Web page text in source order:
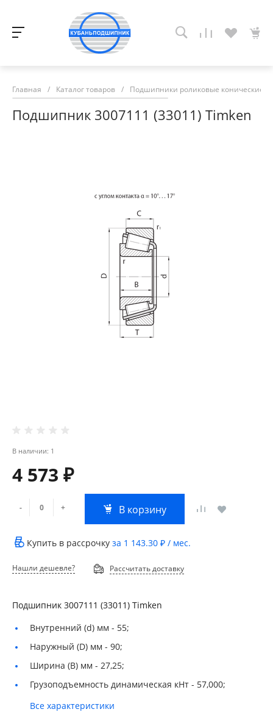
Главная / Каталог товаров / Подшипники роликовые конические
Подшипник 3007111 (33011) Timken
В наличии: 1
4 573 ₽
- + В корзину
Купить в рассрочку за 1 143.30 ₽ / мес.
Нашли дешевле? Рассчитать доставку
Подшипник 3007111 (33011) Timken
Внутренний (d) мм - 55;
Наружный (D) мм - 90;
Ширина (B) мм - 27,25;
Грузоподъемность динамическая кНт - 57,000;
Все характеристики